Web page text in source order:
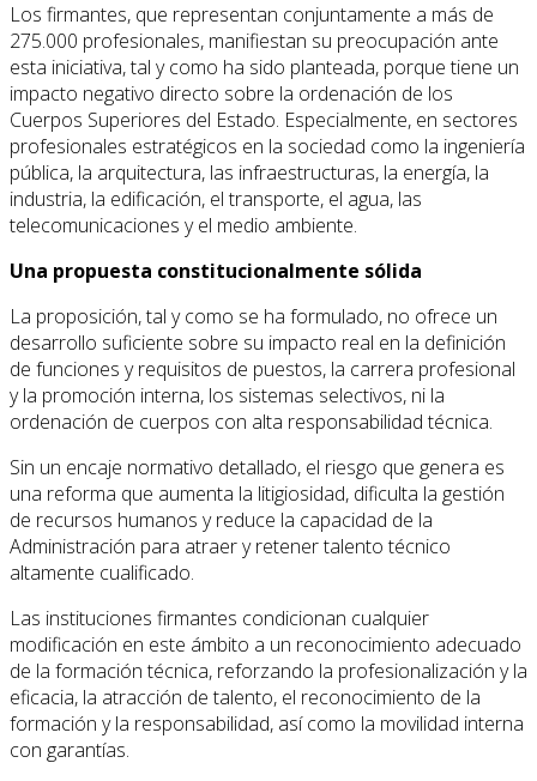
Los firmantes, que representan conjuntamente a más de
275.000 profesionales, manifiestan su preocupación ante
esta iniciativa, tal y como ha sido planteada, porque tiene un
impacto negativo directo sobre la ordenación de los
Cuerpos Superiores del Estado. Especialmente, en sectores
profesionales estratégicos en la sociedad como la ingeniería
pública, la arquitectura, las infraestructuras, la energía, la
industria, la edificación, el transporte, el agua, las
telecomunicaciones y el medio ambiente.
Una propuesta constitucionalmente sólida
La proposición, tal y como se ha formulado, no ofrece un
desarrollo suficiente sobre su impacto real en la definición
de funciones y requisitos de puestos, la carrera profesional
y la promoción interna, los sistemas selectivos, ni la
ordenación de cuerpos con alta responsabilidad técnica.
Sin un encaje normativo detallado, el riesgo que genera es
una reforma que aumenta la litigiosidad, dificulta la gestión
de recursos humanos y reduce la capacidad de la
Administración para atraer y retener talento técnico
altamente cualificado.
Las instituciones firmantes condicionan cualquier
modificación en este ámbito a un reconocimiento adecuado
de la formación técnica, reforzando la profesionalización y la
eficacia, la atracción de talento, el reconocimiento de la
formación y la responsabilidad, así como la movilidad interna
con garantías.